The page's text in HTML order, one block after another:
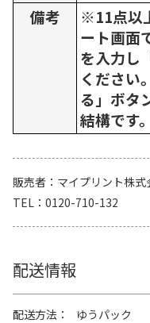
備考
※11点以
ート画面
を入力し
ください
る」ボタ
結構です。
販売者
マイプリント株式
TEL
0120-710-132
配送情報
配送方法
ゆうパック